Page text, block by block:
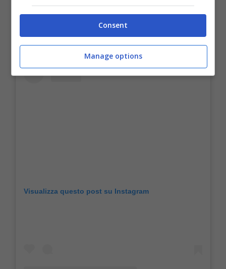
Visualizza questo post su Instagram
Consent
Manage options